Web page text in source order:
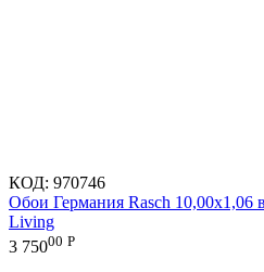
КОД: 970746
Обои Германия Rasch 10,00x1,06
Living
3 75000 Р